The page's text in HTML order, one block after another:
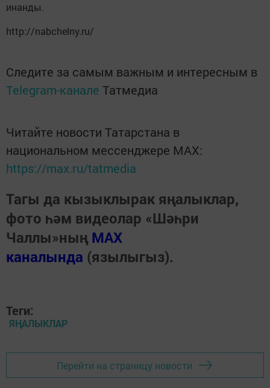
инанды.
http://nabchelny.ru/
Следите за самым важным и интересным в
Telegram-канале Татмедиа
Читайте новости Татарстана в
национальном мессенджере MАХ:
https://max.ru/tatmedia
Тагы да кызыклырак яңалыклар,
фото һәм видеолар «Шәһри
Чаллы»ның MAX
каналында (язылыгыз).
Теги:
ЯҢАЛЫКЛАР
Перейти на страницу новости